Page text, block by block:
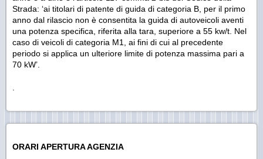
Strada: ‘ai titolari di patente di guida di categoria B, per il primo
anno dal rilascio non è consentita la guida di autoveicoli aventi
una potenza specifica, riferita alla tara, superiore a 55 kw/t. Nel
caso di veicoli di categoria M1, ai fini di cui al precedente
periodo si applica un ulteriore limite di potenza massima pari a
70 kW’.
ORARI APERTURA AGENZIA